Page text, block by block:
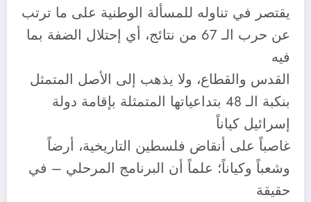
يقتصر في تناوله للمسألة الوطنية على ما ترتب
عن حرب الـ 67 من نتائج، أي إحتلال الضفة بما
فيه
القدس والقطاع، ولا يذهب إلى الأصل المتمثل
بنكبة الـ 48 بتداعياتها المتمثلة بإقامة دولة
إسرائيل كياناً
غاصباً على أنقاض فلسطين التاريخية، أرضاً
وشعباً وكياناً؛ علماً أن البرنامج المرحلي – في
حقيقة